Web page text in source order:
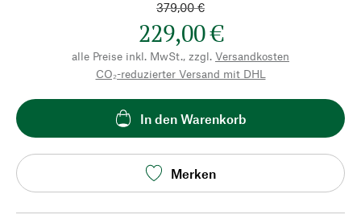
379,00 €
229,00 €
alle Preise inkl. MwSt., zzgl. Versandkosten
CO₂-reduzierter Versand mit DHL
In den Warenkorb
Merken